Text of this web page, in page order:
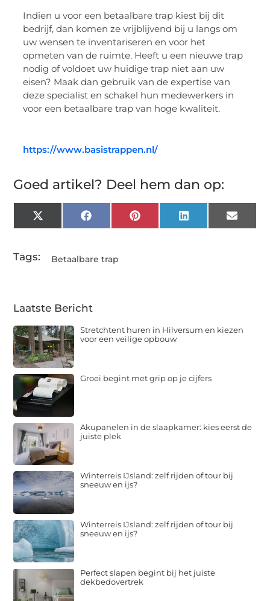
Indien u voor een betaalbare trap kiest bij dit
bedrijf, dan komen ze vrijblijvend bij u langs om
uw wensen te inventariseren en voor het
opmeten van de ruimte. Heeft u een nieuwe trap
nodig of voldoet uw huidige trap niet aan uw
eisen? Maak dan gebruik van de expertise van
deze specialist en schakel hun medewerkers in
voor een betaalbare trap van hoge kwaliteit.
https://www.basistrappen.nl/
Goed artikel? Deel hem dan op:
X
(Twitter)
FacebookPinterestLinkedInEmail
Tags: Betaalbare trap
Laatste Bericht
Stretchtent huren in Hilversum en kiezen
voor een veilige opbouw
Groei begint met grip op je cijfers
Akupanelen in de slaapkamer: kies eerst de
juiste plek
Winterreis IJsland: zelf rijden of tour bij
sneeuw en ijs?
Winterreis IJsland: zelf rijden of tour bij
sneeuw en ijs?
Perfect slapen begint bij het juiste
dekbedovertrek